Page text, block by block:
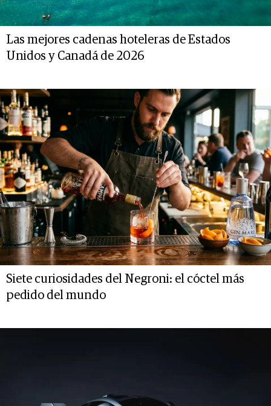
Las mejores cadenas hoteleras de Estados
Unidos y Canadá de 2026
Siete curiosidades del Negroni: el cóctel más
pedido del mundo